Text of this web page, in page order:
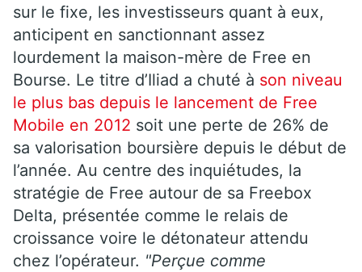
sur le fixe, les investisseurs quant à eux,
anticipent en sanctionnant assez
lourdement la maison-mère de Free en
Bourse. Le titre d’Iliad a chuté à son niveau
le plus bas depuis le lancement de Free
Mobile en 2012 soit une perte de 26% de
sa valorisation boursière depuis le début de
l’année. Au centre des inquiétudes, la
stratégie de Free autour de sa Freebox
Delta, présentée comme le relais de
croissance voire le détonateur attendu
chez l’opérateur. "Perçue comme